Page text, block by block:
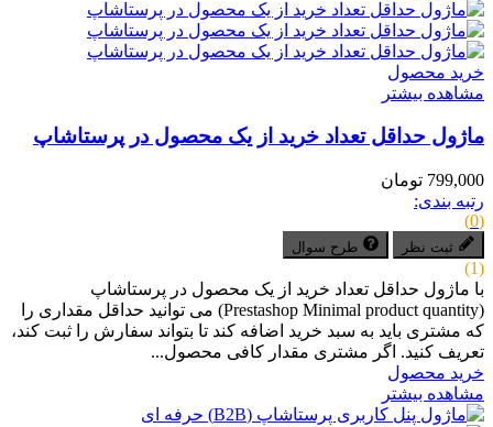
خرید محصول
مشاهده بیشتر
ماژول حداقل تعداد خرید از یک محصول در پرستاشاپ
799,000 تومان
رتبه بندی:
(0)
ثبت نظر طرح سوال
(1)
با ماژول حداقل تعداد خرید از یک محصول در پرستاشاپ
(Prestashop Minimal product quantity) می توانید حداقل مقداری را
که مشتری باید به سبد خرید اضافه کند تا بتواند سفارش را ثبت کند،
تعریف کنید. اگر مشتری مقدار کافی محصول...
خرید محصول
مشاهده بیشتر